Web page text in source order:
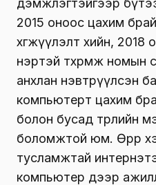
дэмжлэгтэйгээр
2015 оноос цахим
хөгжүүлэлт хийн, 2018
нэртэй төхөөрөмжөө
анхлан нэвтрүүлсэн
компьютерт цахим
болон бусад төрлийн
боломжтой юм. Өөрөөр
тусламжтай
компьютер дээр